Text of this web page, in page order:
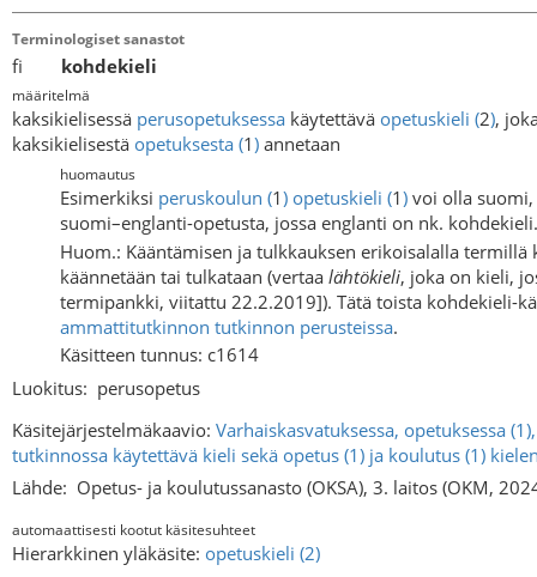
Terminologiset sanastot
fi kohdekieli
määritelmä
kaksikielisessä perusopetuksessa käytettävä opetuskieli (2),
kaksikielisestä opetuksesta (1) annetaan
huomautus
Esimerkiksi peruskoulun (1) opetuskieli (1) voi olla
suomi–englanti-opetusta, jossa englanti on nk. kohdekieli.
Huom.: Kääntämisen ja tulkkauksen erikoisalalla
käännetään tai tulkataan (vertaa lähtökieli, joka on kieli,
termipankki, viitattu 22.2.2019]). Tätä toista kohdekieli-
ammattitutkinnon tutkinnon perusteissa.
Käsitteen tunnus: c1614
Luokitus: perusopetus
Käsitejärjestelmäkaavio: Varhaiskasvatuksessa, opetuksessa
tutkinnossa käytettävä kieli sekä opetus (1) ja koulutus (1)
Lähde: Opetus- ja koulutussanasto (OKSA), 3. laitos (OKM,
automaattisesti kootut käsitesuhteet
Hierarkkinen yläkäsite: opetuskieli (2)